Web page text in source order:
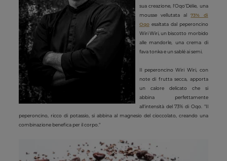
sua creazione, l'Oqo'Délie, una
mousse vellutata al73% di
Oqoesaltata dal peperoncino
Wiri Wiri, un biscotto morbido
alle mandorle, una crema di
fava tonka e un sablé ai semi.
Il peperoncino Wiri Wiri, con
note di frutta secca, apporta
un calore delicato che si
abbina perfettamente
all'intensità del 73% di Oqo. "Il
peperoncino, ricco di potassio, si abbina al magnesio del cioccolato, creando una
combinazione benefica per il corpo."